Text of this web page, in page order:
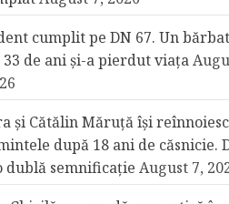
cumplit pe DN 67. Un
33 de ani și-a pierdut viața
și Cătălin Măruță își reînnoiesc
după 18 ani de căsnicie.
dublă semnificație August 7,